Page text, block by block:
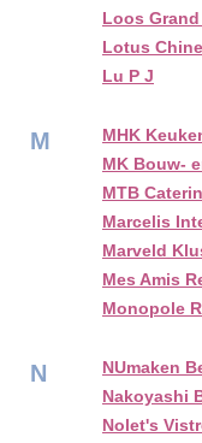
Loos
Lotus
Lu P J
M
MHK
MK Bouw-
MTB
Marcelis
Marveld
Mes Amis
Monopole
N
NUmaken
Nakoyashi
Nolet's